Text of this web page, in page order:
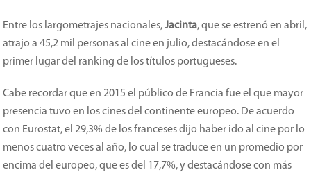
Entre los largometrajes nacionales,Jacinta, que se estrenó en abril,
atrajo a 45,2 mil personas al cine en julio, destacándose en el
primer lugar del ranking de los títulos portugueses.
Cabe recordar que en 2015 el público de Francia fue el que mayor
presencia tuvo en los cines del continente europeo. De acuerdo
con Eurostat, el 29,3% de los franceses dijo haber ido al cine por lo
menos cuatro veces al año, lo cual se traduce en un promedio por
encima del europeo, que es del 17,7%, y destacándose con más